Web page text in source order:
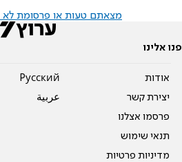
מצאתם טעות או פרסומת לא
פנו אלינו
אודות
יצירת קשר
פרסמו אצלנו
תנאי שימוש
מדיניות פרטיות
Pусский
عربية